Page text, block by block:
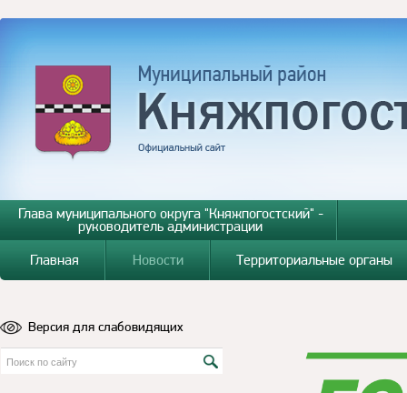
Глава муниципального округа "Княжпогостский" -
руководитель администрации
Главная
Новости Территориальные органы
Версия для слабовидящих